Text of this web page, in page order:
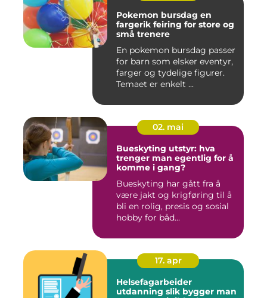
Pokemon bursdag en
fargerik feiring for store og
små trenere
En pokemon bursdag passer
for barn som elsker eventyr,
farger og tydelige figurer.
Temaet er enkelt ...
02. mai
Bueskyting utstyr: hva
trenger man egentlig for å
komme i gang?
Bueskyting har gått fra å
være jakt og krigføring til å
bli en rolig, presis og sosial
hobby for båd...
17. apr
Helsefagarbeider
utdanning slik bygger man